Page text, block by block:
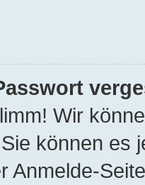
Wir
können es
Anmelde-